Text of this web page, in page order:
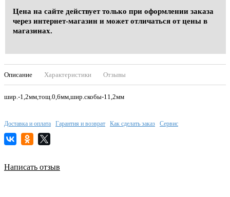
Цена на сайте действует только при оформлении заказа
через интернет-магазин и может отличаться от цены в
магазинах.
Описание Характеристики Отзывы
шир.-1,2мм,тощ.0,6мм,шир.скобы-11,2мм
Доставка и оплата Гарантия и возврат Как сделать заказ Сервис
Написать отзыв